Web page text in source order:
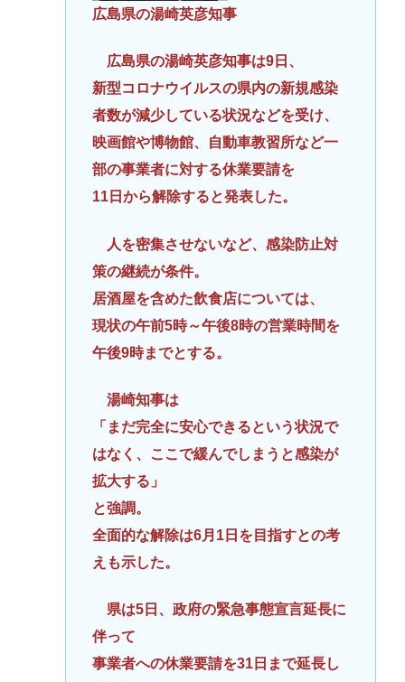
広島県の湯崎英彦知事
広島県の湯崎英彦知事は9日、
新型コロナウイルスの県内の新規感染
者数が減少している状況などを受け、
映画館や博物館、自動車教習所など一
部の事業者に対する休業要請を
11日から解除すると発表した。
人を密集させないなど、感染防止対
策の継続が条件。
居酒屋を含めた飲食店については、
現状の午前5時～午後8時の営業時間を
午後9時までとする。
湯崎知事は
「まだ完全に安心できるという状況で
はなく、ここで緩んでしまうと感染が
拡大する」
と強調。
全面的な解除は6月1日を目指すとの考
えも示した。
県は5日、政府の緊急事態宣言延長に
伴って
事業者への休業要請を31日まで延長し